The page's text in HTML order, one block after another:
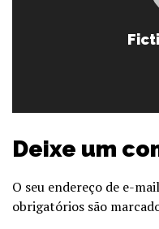
Deixe um
O seu endereço de e-
obrigatórios são